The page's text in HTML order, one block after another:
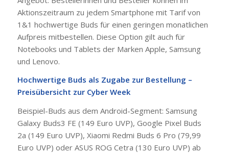
Aktionszeitraum zu jedem Smartphone mit Tarif von
1&1 hochwertige Buds für einen geringen monatlichen
Aufpreis mitbestellen. Diese Option gilt auch für
Notebooks und Tablets der Marken Apple, Samsung
und Lenovo.
Hochwertige Buds als Zugabe zur Bestellung –
Preisübersicht zur Cyber Week
Beispiel-Buds aus dem Android-Segment: Samsung
Galaxy Buds3 FE (149 Euro UVP), Google Pixel Buds
2a (149 Euro UVP), Xiaomi Redmi Buds 6 Pro (79,99
Euro UVP) oder ASUS ROG Cetra (130 Euro UVP) ab